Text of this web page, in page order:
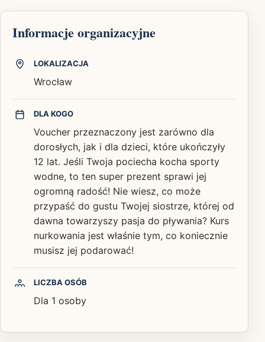
Informacje organizacyjne
LOKALIZACJA
Wrocław
DLA KOGO
Voucher przeznaczony jest zarówno dla
dorosłych, jak i dla dzieci, które ukończyły
12 lat. Jeśli Twoja pociecha kocha sporty
wodne, to ten super prezent sprawi jej
ogromną radość! Nie wiesz, co może
przypaść do gustu Twojej siostrze, której od
dawna towarzyszy pasja do pływania? Kurs
nurkowania jest właśnie tym, co koniecznie
musisz jej podarować!
LICZBA OSÓB
Dla 1 osoby